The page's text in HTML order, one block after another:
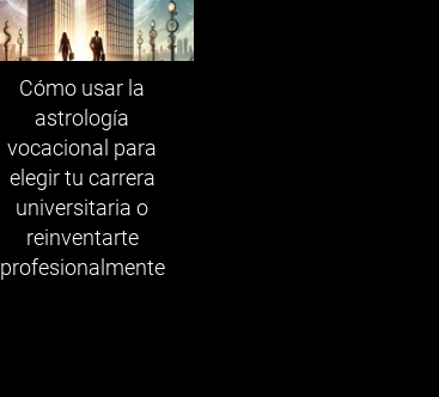
Cómo usar la
astrología
vocacional para
elegir tu carrera
universitaria o
reinventarte
profesionalmente